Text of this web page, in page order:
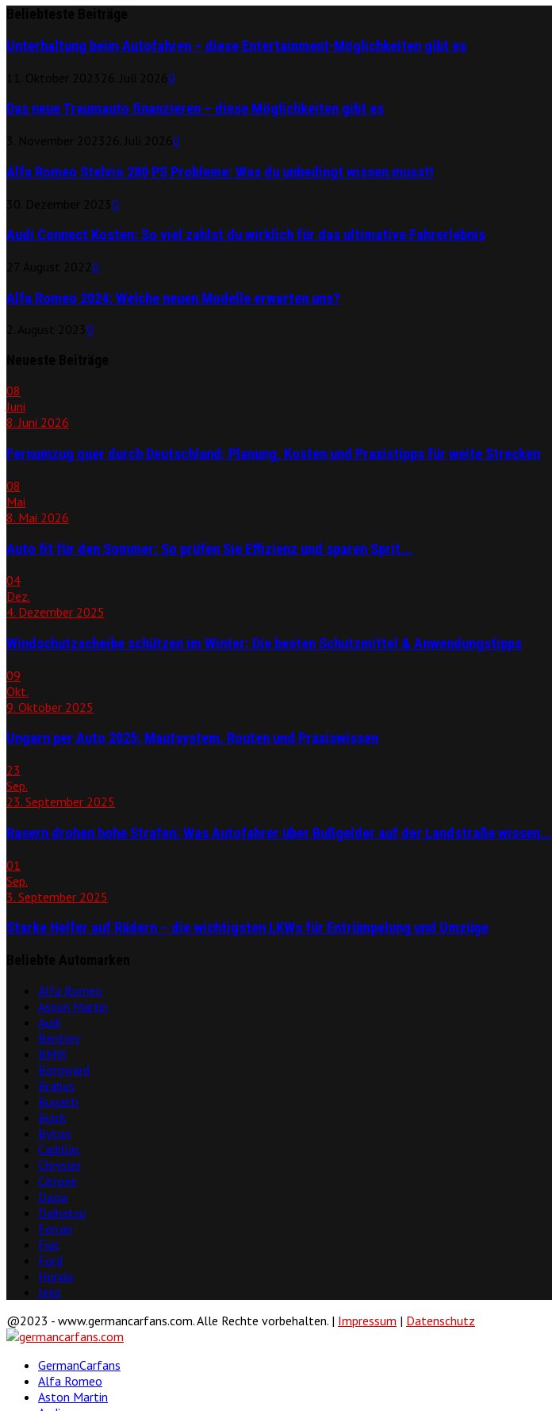
Unterhaltung beim Autofahren – diese Entertainment-Möglichkeiten gibt es
0
Das neue Traumauto finanzieren – diese Möglichkeiten gibt es
0
Alfa Romeo Stelvio 280 PS Probleme: Was du unbedingt wissen musst!
0
Audi Connect Kosten: So viel zahlst du wirklich für das ultimative Fahrerlebnis
0
Alfa Romeo 2024: Welche neuen Modelle erwarten uns?
0
08
Juni
8. Juni 2026
Fernumzug quer durch Deutschland: Planung, Kosten und Praxistipps für weite Strecken
08
Mai
8. Mai 2026
Auto fit für den Sommer: So prüfen Sie Effizienz und sparen Sprit...
04
Dez.
4. Dezember 2025
Windschutzscheibe schützen im Winter: Die besten Schutzmittel & Anwendungstipps
09
Okt.
9. Oktober 2025
Ungarn per Auto 2025: Mautsystem, Routen und Praxiswissen
23
Sep.
23. September 2025
Rasern drohen hohe Strafen: Was Autofahrer über Bußgelder auf der Landstraße wissen...
01
Sep.
3. September 2025
Starke Helfer auf Rädern – die wichtigsten LKWs für Entrümpelung und Umzüge
Alfa Romeo
Aston Martin
Audi
Bentley
BMW
Borgward
Brabus
Bugatti
Buick
Byton
Cadillac
Chrysler
Citroën
Dacia
Daihatsu
Ferrari
Fiat
Ford
Honda
Jeep
@2023 - www.germancarfans.com. Alle Rechte vorbehalten. | Impressum | Datenschutz
GermanCarfans
Alfa Romeo
Aston Martin